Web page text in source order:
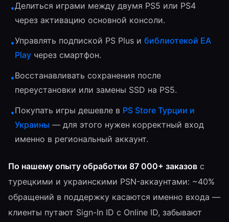
•Делиться играми между двумя PS5 или PS4
через активацию основной консоли.
•Управлять подпиской PS Plus и библиотекой EA
Play через смартфон.
•Восстанавливать сохранения после
переустановки или замены SSD на PS5.
•Покупать игры дешевле в PS Store Турции и
Украины — для этого нужен корректный вход
именно в региональный аккаунт.
По нашему опыту обработки 87 000+ заказов с
турецкими и украинскими PSN-аккаунтами: ~40%
обращений в поддержку касаются именно входа —
клиенты путают Sign-In ID с Online ID, забывают